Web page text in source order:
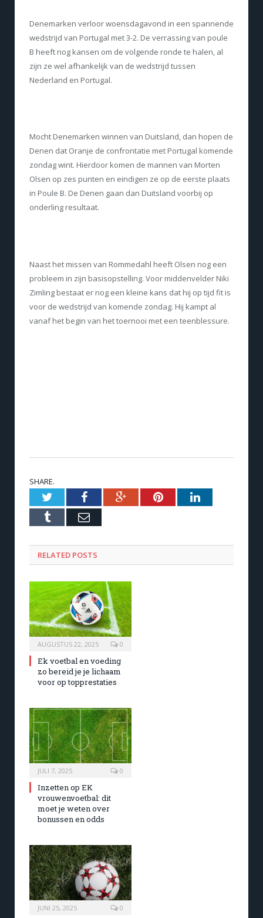
Denemarken verloor woensdagavond in een spannende
wedstrijd van Portugal met 3-2. De verrassing van poule
B heeft nog kansen om de volgende ronde te halen, al
zijn ze wel afhankelijk van de wedstrijd tussen
Nederland en Portugal.
Mocht Denemarken winnen van Duitsland, dan hopen de
Denen dat Oranje de confrontatie met Portugal komende
zondag wint. Hierdoor komen de mannen van Morten
Olsen op zes punten en eindigen ze op de eerste plaats
in Poule B. De Denen gaan dan Duitsland voorbij op
onderling resultaat.
Naast het missen van Rommedahl heeft Olsen nog een
probleem in zijn basisopstelling. Voor middenvelder Niki
Zimling bestaat er nog een kleine kans dat hij op tijd fit is
voor de wedstrijd van komende zondag. Hij kampt al
vanaf het begin van het toernooi met een teenblessure.
SHARE.
TwitterFacebookGoogle+PinterestLinkedIn
Tumblr Email
RELATED POSTS
AUGUSTUS 22, 2025 0
Ek voetbal en voeding
zo bereid je je lichaam
voor op topprestaties
JULI 7, 2025 0
Inzetten op EK
vrouwenvoetbal: dit
moet je weten over
bonussen en odds
JUNI 25, 2025 0